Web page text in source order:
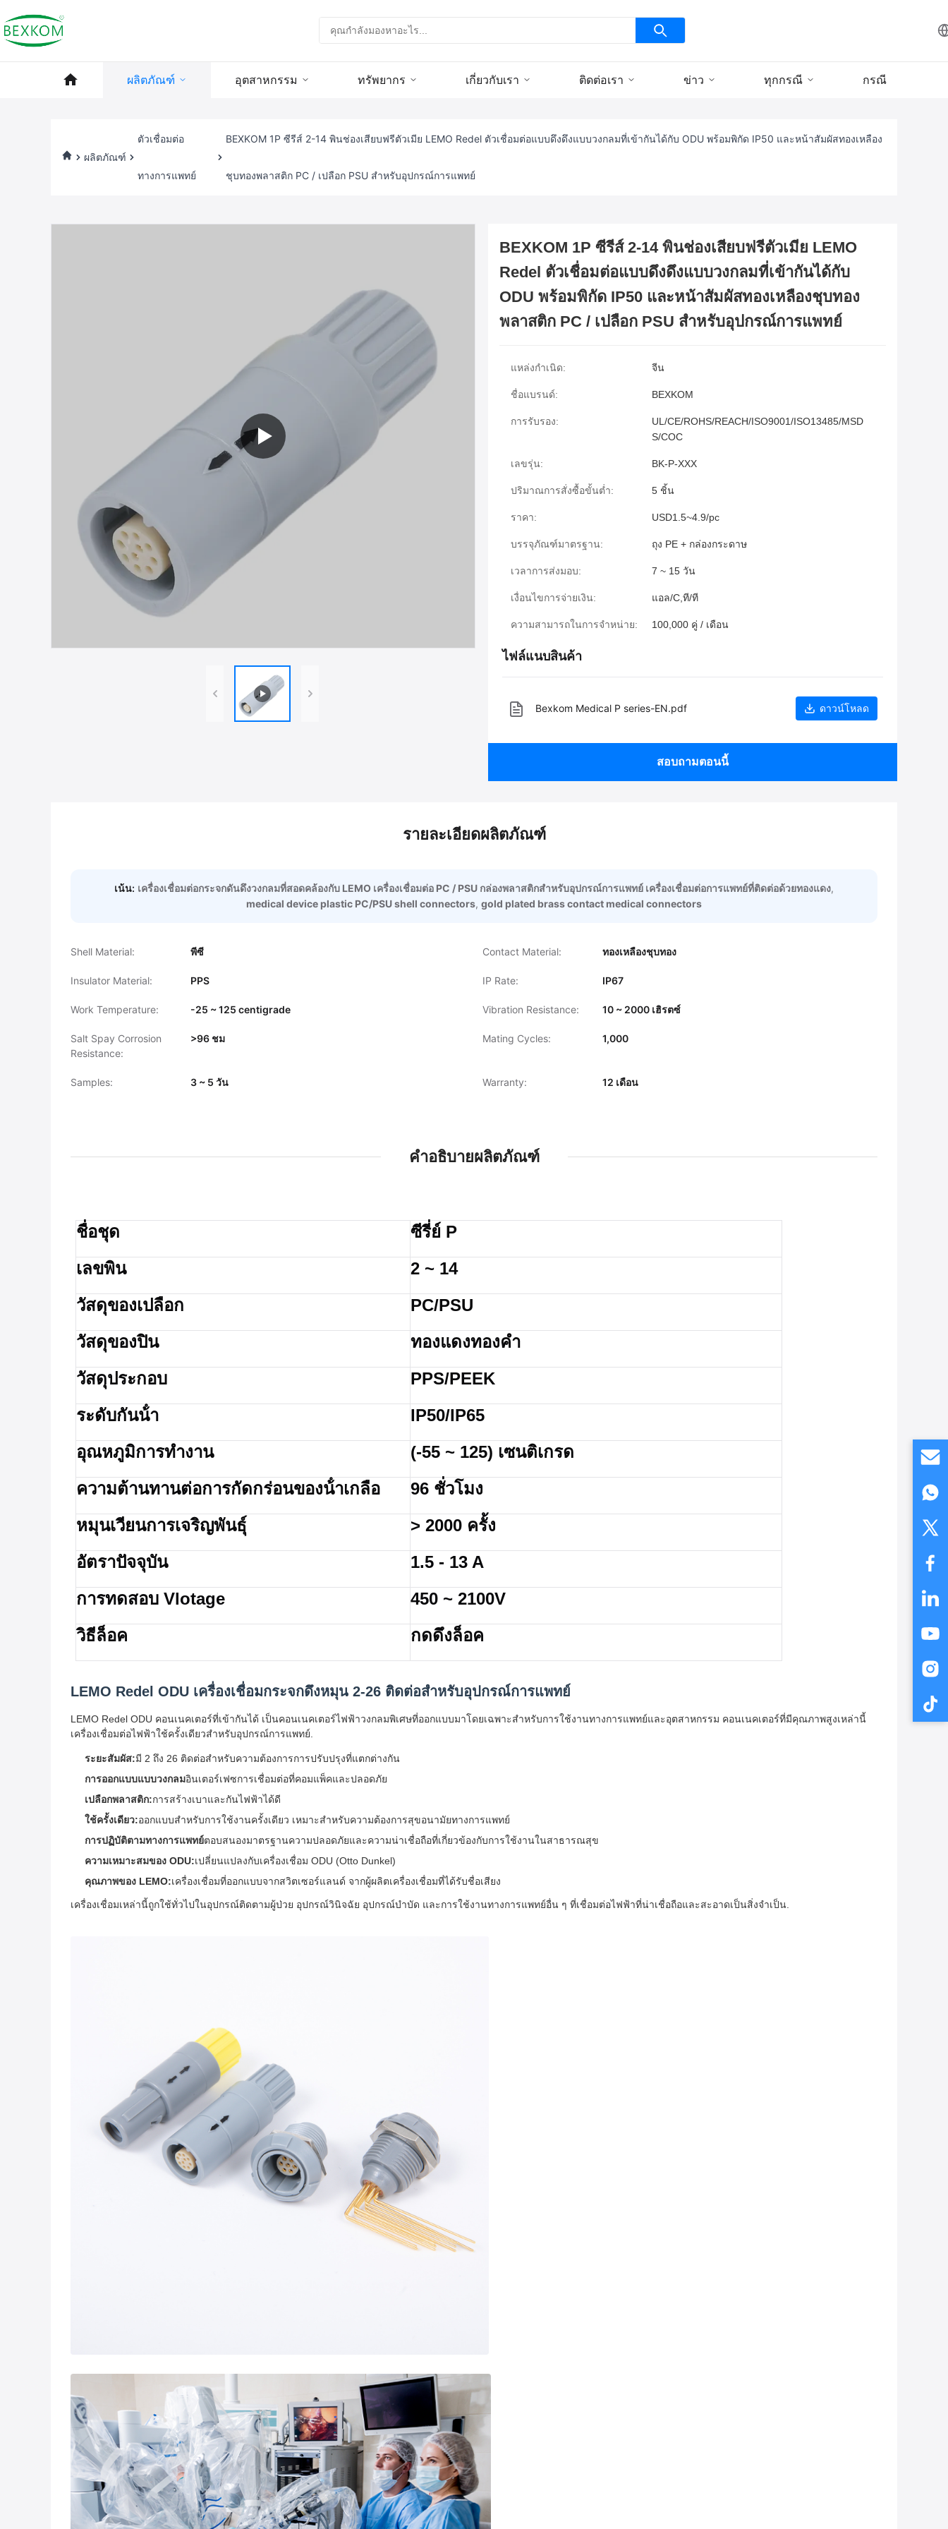
ผลิตภัณฑ์ อุตสาหกรรม ทรัพยากร เกี่ยวกับเรา ติดต่อเรา ข่าว ทุกกรณี กรณี
ผลิตภัณฑ์
ตัวเชื่อมต่อ
ทางการแพทย์
BEXKOM 1P ซีรีส์ 2-14 พินช่องเสียบฟรีตัวเมีย LEMO Redel ตัวเชื่อมต่อแบบดึงดึงแบบวงกลมที่เข้ากันได้กับ ODU พร้อมพิกัด IP50 และหน้าสัมผัสทองเหลือง
ชุบทองพลาสติก PC / เปลือก PSU สำหรับอุปกรณ์การแพทย์
BEXKOM 1P ซีรีส์ 2-14 พินช่องเสียบฟรีตัวเมีย LEMO
Redel ตัวเชื่อมต่อแบบดึงดึงแบบวงกลมที่เข้ากันได้กับ
ODU พร้อมพิกัด IP50 และหน้าสัมผัสทองเหลืองชุบทอง
พลาสติก PC / เปลือก PSU สำหรับอุปกรณ์การแพทย์
แหล่งกำเนิด: จีน
ชื่อแบรนด์: BEXKOM
การรับรอง:
UL/CE/ROHS/REACH/ISO9001/ISO13485/MSD
S/COC
เลขรุ่น: BK-P-XXX
ปริมาณการสั่งซื้อขั้นต่ำ: 5 ชิ้น
ราคา: USD1.5~4.9/pc
บรรจุภัณฑ์มาตรฐาน: ถุง PE + กล่องกระดาษ
เวลาการส่งมอบ: 7 ~ 15 วัน
เงื่อนไขการจ่ายเงิน: แอล/C,ที/ที
ความสามารถในการจําหน่าย: 100,000 คู่ / เดือน
ไฟล์แนบสินค้า
Bexkom Medical P series-EN.pdf ดาวน์โหลด
สอบถามตอนนี้
รายละเอียดผลิตภัณฑ์
เน้น: เครื่องเชื่อมต่อกระจกดันดึงวงกลมที่สอดคล้องกับ LEMO เครื่องเชื่อมต่อ PC / PSU กล่องพลาสติกสําหรับอุปกรณ์การแพทย์ เครื่องเชื่อมต่อการแพทย์ที่ติดต่อด้วยทองแดง,
medical device plastic PC/PSU shell connectors, gold plated brass contact medical connectors
Shell Material: พีซี Contact Material: ทองเหลืองชุบทอง
Insulator Material: PPS IP Rate: IP67
Work Temperature: -25 ~ 125 centigrade Vibration Resistance: 10 ~ 2000 เฮิรตซ์
Salt Spay Corrosion
Resistance:
>96 ชม Mating Cycles: 1,000
Samples: 3 ~ 5 วัน Warranty: 12 เดือน
คำอธิบายผลิตภัณฑ์
ชื่อชุด
ซีรี่ย์ P
เลขพิน
2 ~ 14
วัสดุของเปลือก
PC/PSU
วัสดุของปิน
ทองแดงทองคํา
วัสดุประกอบ
PPS/PEEK
ระดับกันน้ํา
IP50/IP65
อุณหภูมิการทํางาน
(-55 ~ 125) เซนติเกรด
ความต้านทานต่อการกัดกร่อนของน้ําเกลือ
96 ชั่วโมง
หมุนเวียนการเจริญพันธุ์
> 2000 ครั้ง
อัตราปัจจุบัน
1.5 - 13 A
การทดสอบ Vlotage
450 ~ 2100V
วิธีล็อค
กดดึงล็อค
LEMO Redel ODU เครื่องเชื่อมกระจกดึงหมุน 2-26 ติดต่อสําหรับอุปกรณ์การแพทย์
LEMO Redel ODU คอนเนคเตอร์ที่เข้ากันได้ เป็นคอนเนคเตอร์ไฟฟ้าวงกลมพิเศษที่ออกแบบมาโดยเฉพาะสําหรับการใช้งานทางการแพทย์และอุตสาหกรรม คอนเนคเตอร์ที่มีคุณภาพสูงเหล่านี้
เครื่องเชื่อมต่อไฟฟ้าใช้ครั้งเดียวสําหรับอุปกรณ์การแพทย์.
ระยะสัมผัส:มี 2 ถึง 26 ติดต่อสําหรับความต้องการการปรับปรุงที่แตกต่างกัน
การออกแบบแบบวงกลมอินเตอร์เฟซการเชื่อมต่อที่คอมแพ็คและปลอดภัย
เปลือกพลาสติก:การสร้างเบาและกันไฟฟ้าได้ดี
ใช้ครั้งเดียว:ออกแบบสําหรับการใช้งานครั้งเดียว เหมาะสําหรับความต้องการสุขอนามัยทางการแพทย์
การปฏิบัติตามทางการแพทย์ตอบสนองมาตรฐานความปลอดภัยและความน่าเชื่อถือที่เกี่ยวข้องกับการใช้งานในสาธารณสุข
ความเหมาะสมของ ODU:เปลี่ยนแปลงกับเครื่องเชื่อม ODU (Otto Dunkel)
คุณภาพของ LEMO:เครื่องเชื่อมที่ออกแบบจากสวิตเซอร์แลนด์ จากผู้ผลิตเครื่องเชื่อมที่ได้รับชื่อเสียง
เครื่องเชื่อมเหล่านี้ถูกใช้ทั่วไปในอุปกรณ์ติดตามผู้ป่วย อุปกรณ์วินิจฉัย อุปกรณ์บําบัด และการใช้งานทางการแพทย์อื่น ๆ ที่เชื่อมต่อไฟฟ้าที่น่าเชื่อถือและสะอาดเป็นสิ่งจําเป็น.